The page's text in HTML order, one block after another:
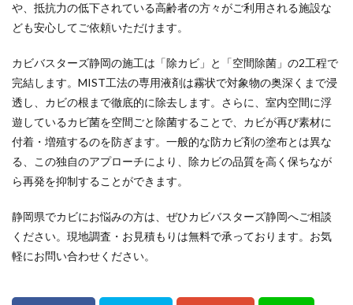
や、抵抗力の低下されている高齢者の方々がご利用される施設な
ども安心してご依頼いただけます。
カビバスターズ静岡の施工は「除カビ」と「空間除菌」の2工程で
完結します。MIST工法の専用液剤は霧状で対象物の奥深くまで浸
透し、カビの根まで徹底的に除去します。さらに、室内空間に浮
遊しているカビ菌を空間ごと除菌することで、カビが再び素材に
付着・増殖するのを防ぎます。一般的な防カビ剤の塗布とは異な
る、この独自のアプローチにより、除カビの品質を高く保ちなが
ら再発を抑制することができます。
静岡県でカビにお悩みの方は、ぜひカビバスターズ静岡へご相談
ください。現地調査・お見積もりは無料で承っております。お気
軽にお問い合わせください。